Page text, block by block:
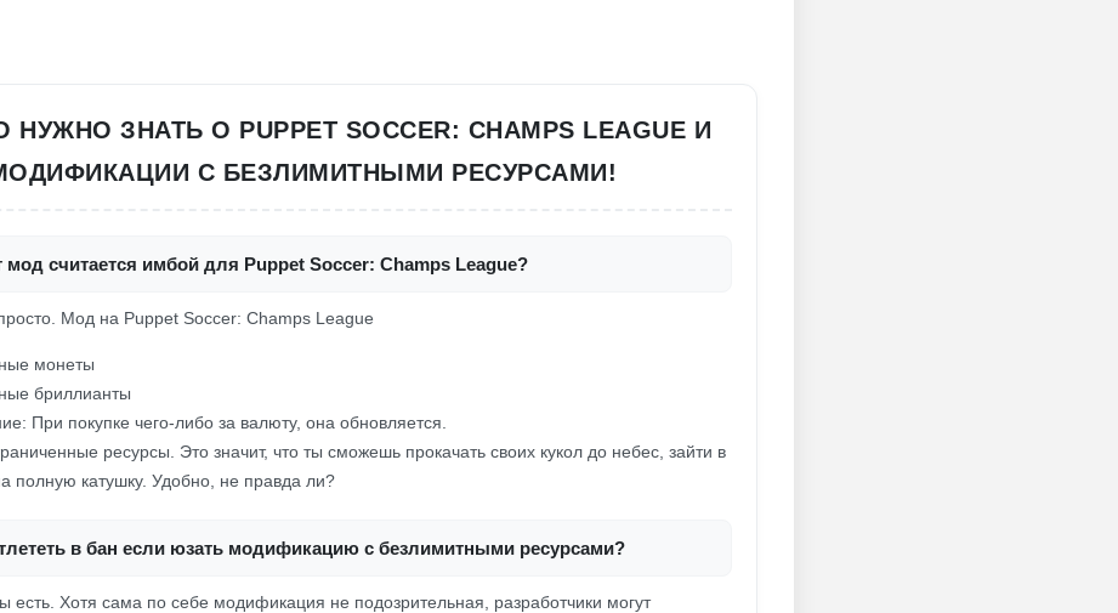
НУЖНО ЗНАТЬ О PUPPET SOCCER: CHAMPS LEAGUE И
С БЕЗЛИМИТНЫМИ РЕСУРСАМИ!
мод считается имбой для Puppet Soccer: Champs League?
Мод на Puppet Soccer: Champs League
монеты
бриллианты
При покупке чего-либо за валюту, она обновляется.
ресурсы. Это значит, что ты сможешь прокачать своих кукол до небес, зайти в
полную катушку. Удобно, не правда ли?
в бан если юзать модификацию с безлимитными ресурсами?
Хотя сама по себе модификация не подозрительная, разработчики могут